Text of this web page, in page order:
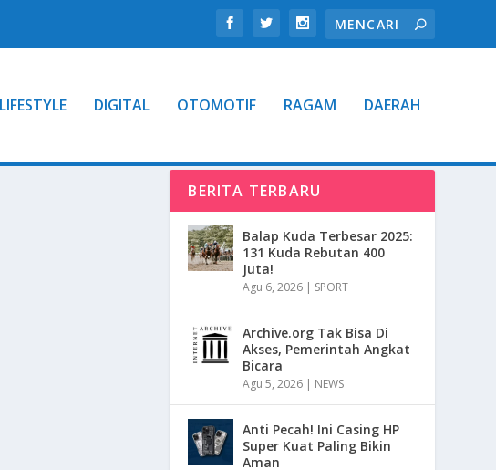
LIFESTYLE DIGITAL OTOMOTIF RAGAM DAERAH
BERITA TERBARU
Balap Kuda Terbesar 2025:
131 Kuda Rebutan 400
Juta!
Agu 6, 2026 | SPORT
Archive.org Tak Bisa Di
Akses, Pemerintah Angkat
Bicara
Agu 5, 2026 | NEWS
Anti Pecah! Ini Casing HP
Super Kuat Paling Bikin
Aman